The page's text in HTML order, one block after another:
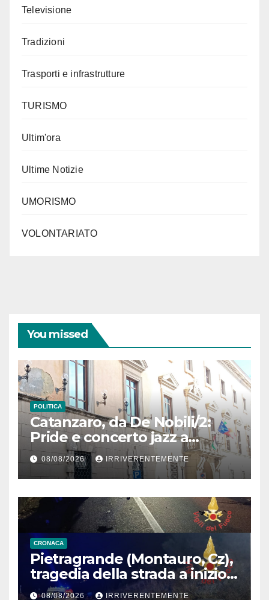
Televisione
Tradizioni
Trasporti e infrastrutture
TURISMO
Ultim'ora
Ultime Notizie
UMORISMO
VOLONTARIATO
You missed
POLITICA
Catanzaro, da De Nobili/2:
Pride e concerto jazz a
Bellavista: le modifiche a
viabilità e sosta in vigore oggi
08/08/2026 IRRIVERENTEMENTE
CRONACA
Pietragrande (Montauro, Cz),
tragedia della strada a inizio
secondo weekend estivo.
08/08/2026 IRRIVERENTEMENTE